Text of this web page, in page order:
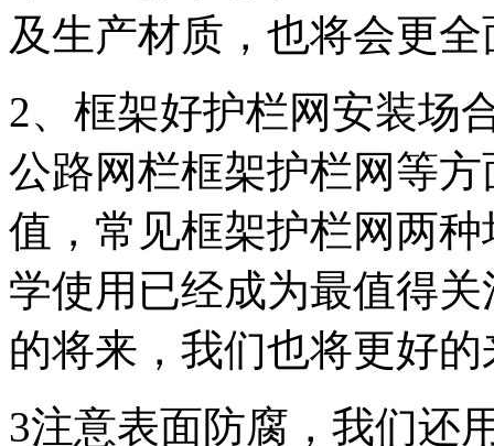
及生产材质，也将会更
2、框架好护栏网安装场
公路网栏框架护栏网等
值，常见框架护栏网两
学使用已经成为最值得
的将来，我们也将更好
3注意表面防腐，我们还